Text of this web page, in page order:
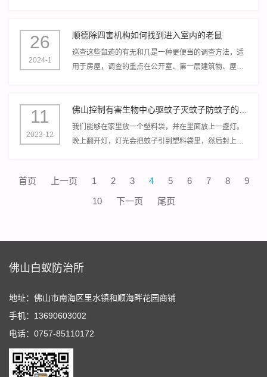
26
2024-1
顺德除四害机构如何找到进入室内的老鼠
巡查这些鼠迹的有无和几是一种更便当的调查方法，适
用于房屋，调查的重点在公开室、第一层建筑物、屋
11
2023-12
我们能够在家里放一个塑料袋，并在里面放上一盏灯。
晚上翻开灯，灯光会把蚊子引到塑料袋里，然后封上袋
首页 上一页 1 2 3 4 5 6 7 8
9
10
下一页 尾页
佛山白蚁防治所
地址：佛山市南海区里水镇和顺海畔花园商铺
手机：13690603002
电话：0757-85110172